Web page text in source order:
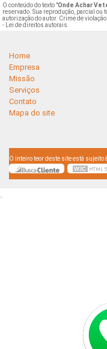
O conteúdo do texto "Onde Achar
reservado. Sua reprodução, parcial
autorização do autor. Crime de
- Lei de direitos autorais
Home
Empresa
Missão
Serviços
Contato
Mapa do site
O inteiro teor deste site está